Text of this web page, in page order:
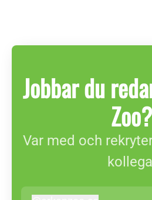
Jobbar du
Zoo?
Var med och